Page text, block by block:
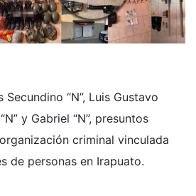
Secundino “N”, Luis Gustavo
y Gabriel “N”, presuntos
criminal vinculada
de personas en Irapuato.